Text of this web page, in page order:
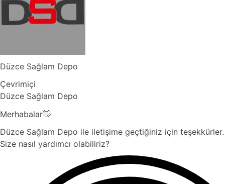
Düzce Sağlam Depo
Çevrimiçi
Düzce Sağlam Depo
Merhabalar👋
Düzce Sağlam Depo ile iletişime geçtiğiniz için teşekkürler.
Size nasıl yardımcı olabiliriz?